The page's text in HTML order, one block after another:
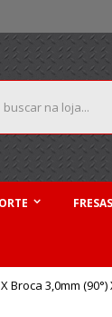
Broca 3,0mm